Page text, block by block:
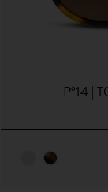
P°14 |